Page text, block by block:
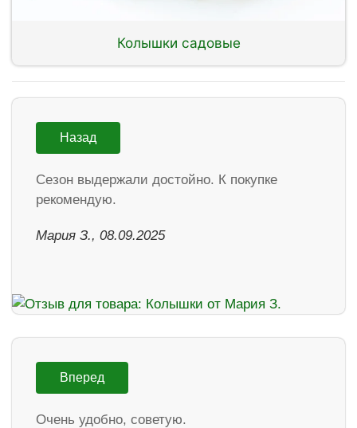
Колышки садовые
Назад
Cезон выдержали достойно. К покупке
рекомендую.
Мария З., 08.09.2025
Вперед
Очень удобно, советую.